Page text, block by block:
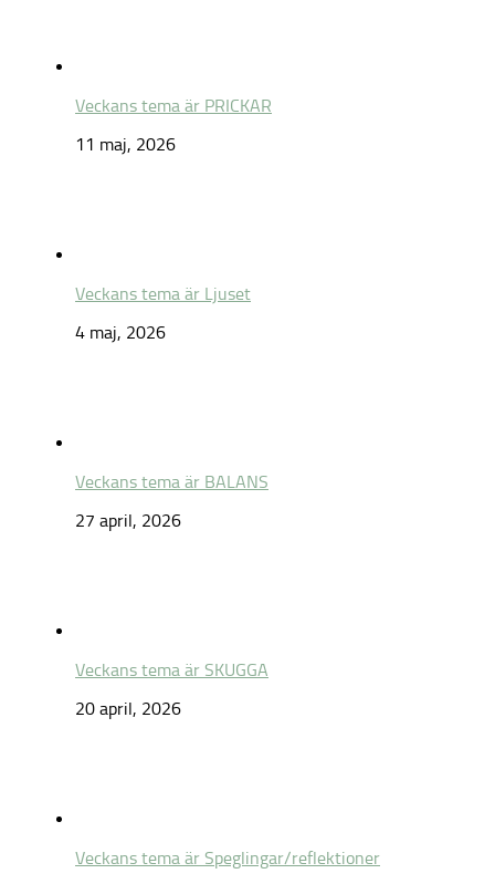
Veckans tema är PRICKAR
11 maj, 2026
Veckans tema är Ljuset
4 maj, 2026
Veckans tema är BALANS
27 april, 2026
Veckans tema är SKUGGA
20 april, 2026
Veckans tema är Speglingar/reflektioner